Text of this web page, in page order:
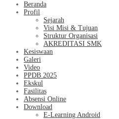
Beranda
Profil
Sejarah
Visi Misi & Tujuan
Struktur Organisasi
AKREDITASI SMK
Kesiswaan
Galeri
Video
PPDB 2025
Ekskul
Fasilitas
Absensi Online
Download
E-Learning Android